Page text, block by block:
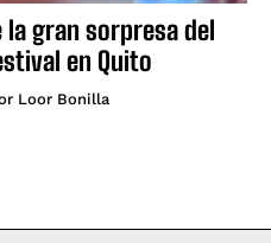
la gran sorpresa del
en Quito
Loor Bonilla